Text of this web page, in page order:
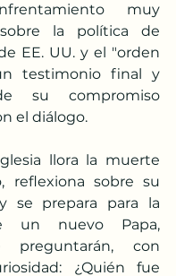
muy
la política de
EE. UU. y el "orden
testimonio final y
su compromiso
el diálogo.​
llora la muerte
reflexiona sobre su
se prepara para la
un nuevo Papa,
preguntarán, con
¿Quién fue